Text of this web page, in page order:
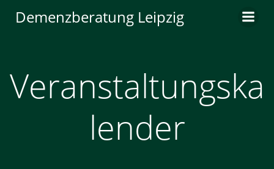
Inhalt
Demenzberatung Leipzig
Veranstaltungska
lender